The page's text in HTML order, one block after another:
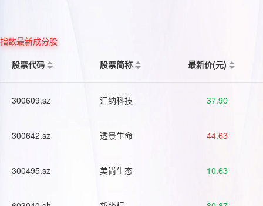
指数最新成分股
股票代码
股票简称 最新价(元)
300609.sz 汇纳科技 37.90
300642.sz 透景生命 44.63
300495.sz 美尚生态 10.63